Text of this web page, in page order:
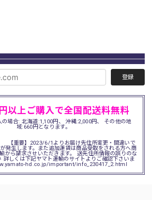
登録
以上ご購入で全国配送料無料
の場合: 北海道:1,100円、 沖縄:2,000円、 その他の地
域:660円となります。
6/1よりお届け先住所変更・間違いで
発生します。また追加運賃は商品受取をされる方へ商
から請求させいただきます。 送先住所情報の誤りのな
詳しくは下記ヤマト運輸のサイトよりご確認下さいま
hd.co.jp/important/info_230417_2.html